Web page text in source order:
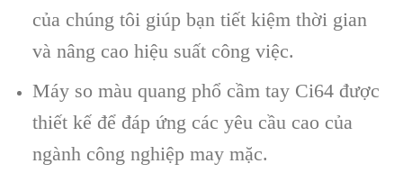
của chúng tôi giúp bạn tiết kiệm thời gian
và nâng cao hiệu suất công việc.
Máy so màu quang phổ cầm tay Ci64 được
thiết kế để đáp ứng các yêu cầu cao của
ngành công nghiệp may mặc.